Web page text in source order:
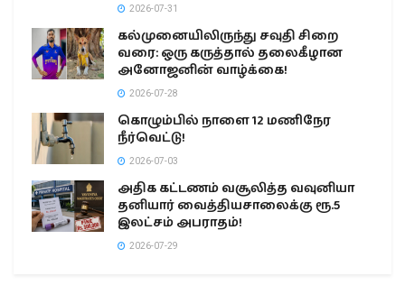
2026-07-31
கல்முனையிலிருந்து சவுதி சிறை
வரை: ஒரு கருத்தால் தலைகீழான
அனோஜனின் வாழ்க்கை!
2026-07-28
கொழும்பில் நாளை 12 மணிநேர
நீர்வெட்டு!
2026-07-03
அதிக கட்டணம் வசூலித்த வவுனியா
தனியார் வைத்தியசாலைக்கு ரூ.5
இலட்சம் அபராதம்!
2026-07-29